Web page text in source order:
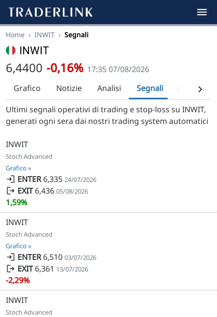
Home › INWIT › Segnali
INWIT
6,4400 -0,16% 17:35 07/08/2026
Grafico
Notizie Analisi Segnali
Analisi
Ultimi segnali operativi di trading e stop-loss su INWIT,
generati ogni sera dai nostri trading system automatici
INWIT
Stoch Advanced
Grafico »
ENTER6,335 24/07/2026
EXIT6,436 05/08/2026
1,59%
INWIT
Stoch Advanced
Grafico »
ENTER6,510 03/07/2026
EXIT6,361 13/07/2026
-2,29%
INWIT
Stoch Advanced